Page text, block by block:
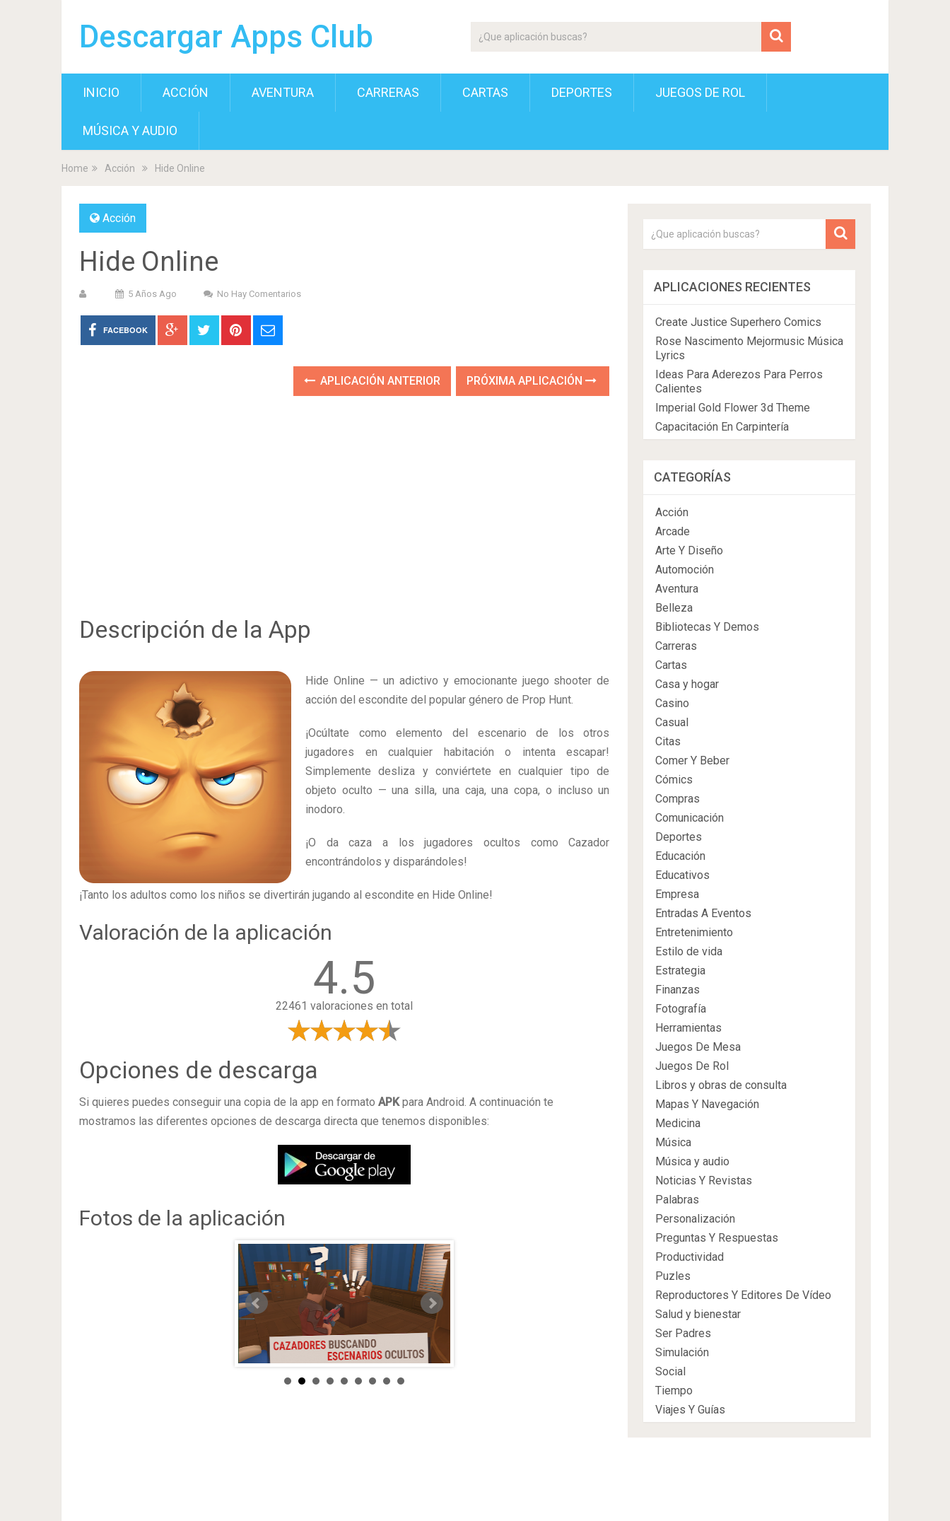
Descargar Apps Club
INICIO ACCIÓN AVENTURA CARRERAS CARTAS DEPORTES JUEGOS DE ROL
MÚSICA Y AUDIO
Home Acción Hide Online
Acción
Hide Online
5 Años Ago No Hay Comentarios
FACEBOOK
APLICACIÓN ANTERIOR PRÓXIMA APLICACIÓN
Descripción de la App
Hide Online — un adictivo y emocionante juego shooter de
acción del escondite del popular género de Prop Hunt.
¡Ocúltate como elemento del escenario de los otros
jugadores en cualquier habitación o intenta escapar!
Simplemente desliza y conviértete en cualquier tipo de
objeto oculto — una silla, una caja, una copa, o incluso un
inodoro.
¡O da caza a los jugadores ocultos como Cazador
encontrándolos y disparándoles!
¡Tanto los adultos como los niños se divertirán jugando al escondite en Hide Online!
Valoración de la aplicación
4.5
22461 valoraciones en total
Opciones de descarga
Si quieres puedes conseguir una copia de la app en formato APKpara Android. A continuación te
mostramos las diferentes opciones de descarga directa que tenemos disponibles:
Fotos de la aplicación
APLICACIONES RECIENTES
Create Justice Superhero Comics
Rose Nascimento Mejormusic Música
Lyrics
Ideas Para Aderezos Para Perros
Calientes
Imperial Gold Flower 3d Theme
Capacitación En Carpintería
CATEGORÍAS
Acción
Arcade
Arte Y Diseño
Automoción
Aventura
Belleza
Bibliotecas Y Demos
Carreras
Cartas
Casa y hogar
Casino
Casual
Citas
Comer Y Beber
Cómics
Compras
Comunicación
Deportes
Educación
Educativos
Empresa
Entradas A Eventos
Entretenimiento
Estilo de vida
Estrategia
Finanzas
Fotografía
Herramientas
Juegos De Mesa
Juegos De Rol
Libros y obras de consulta
Mapas Y Navegación
Medicina
Música
Música y audio
Noticias Y Revistas
Palabras
Personalización
Preguntas Y Respuestas
Productividad
Puzles
Reproductores Y Editores De Vídeo
Salud y bienestar
Ser Padres
Simulación
Social
Tiempo
Viajes Y Guías